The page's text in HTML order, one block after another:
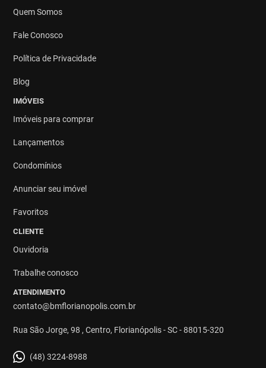
Quem Somos
Fale Conosco
Política de Privacidade
Blog
IMÓVEIS
Imóveis para comprar
Lançamentos
Condomínios
Anunciar seu imóvel
Favoritos
CLIENTE
Ouvidoria
Trabalhe conosco
ATENDIMENTO
contato@bmflorianopolis.com.br
Rua São Jorge, 98 , Centro, Florianópolis - SC - 88015-320
(48) 3224-8988